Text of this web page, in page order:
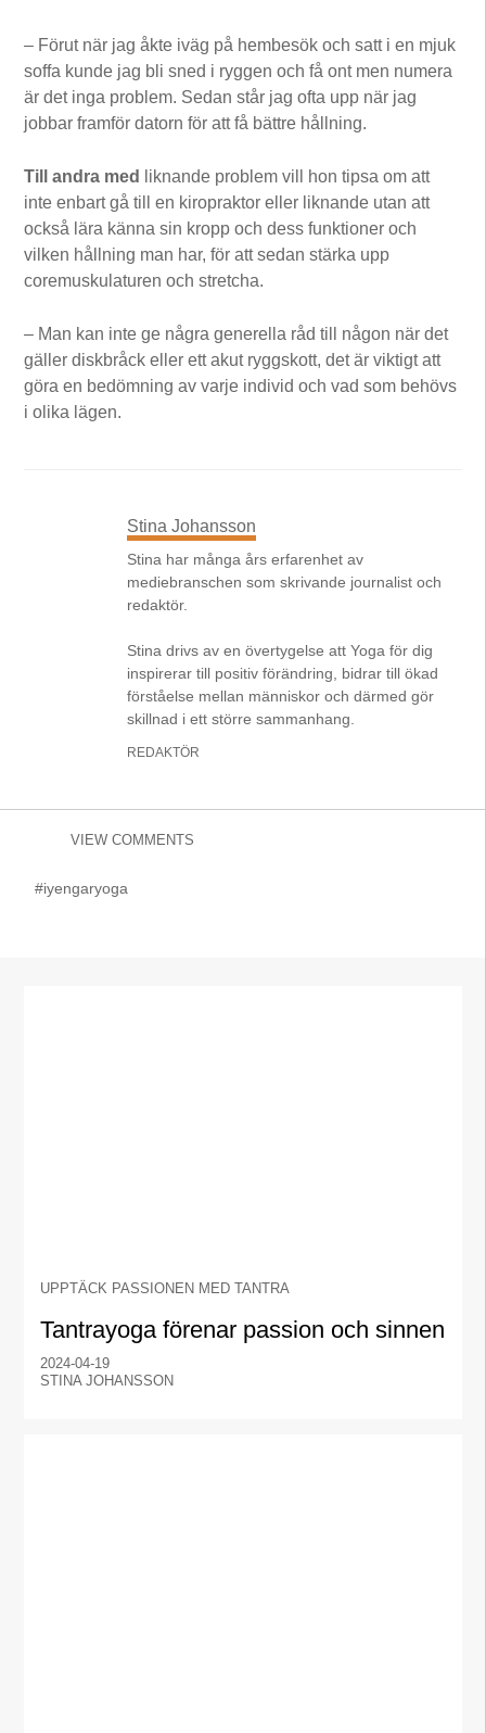
– Förut när jag åkte iväg på hembesök och satt i en mjuk
soffa kunde jag bli sned i ryggen och få ont men numera
är det inga problem. Sedan står jag ofta upp när jag
jobbar framför datorn för att få bättre hållning.
Till andra med
liknande problem vill hon tipsa om att
inte enbart gå till en kiropraktor eller liknande utan att
också lära känna sin kropp och dess funktioner och
vilken hållning man har, för att sedan stärka upp
coremuskulaturen och stretcha.
– Man kan inte ge några generella råd till någon när det
gäller diskbråck eller ett akut ryggskott, det är viktigt att
göra en bedömning av varje individ och vad som behövs
i olika lägen.
Stina Johansson
Stina har många års erfarenhet av
mediebranschen som skrivande journalist och
redaktör.
Stina drivs av en övertygelse att Yoga för dig
inspirerar till positiv förändring, bidrar till ökad
förståelse mellan människor och därmed gör
skillnad i ett större sammanhang.
REDAKTÖR
VIEW COMMENTS
#iyengaryoga
UPPTÄCK PASSIONEN MED TANTRA
Tantrayoga förenar passion och sinnen
2024-04-19
STINA JOHANSSON